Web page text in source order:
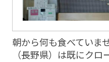
朝から何も食べていま
（長野県）は既にクロ